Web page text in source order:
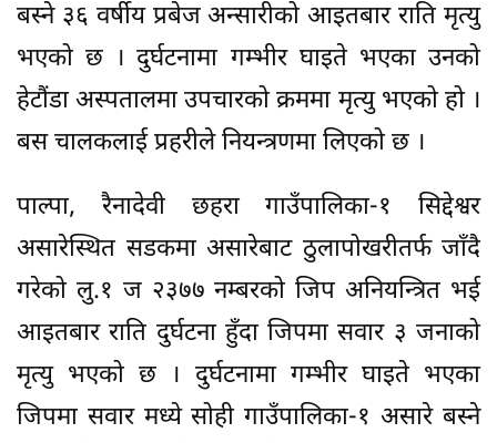
बस्ने ३६ वर्षीय प्रबेज अन्सारीको आइतबार राति मृत्यु
भएको छ । दुर्घटनामा गम्भीर घाइते भएका उनको
हेटौंडा अस्पतालमा उपचारको क्रममा मृत्यु भएको हो ।
बस चालकलाई प्रहरीले नियन्त्रणमा लिएको छ ।
पाल्पा, रैनादेवी छहरा गाउँपालिका-१ सिद्देश्वर
असारेस्थित सडकमा असारेबाट ठुलापोखरीतर्फ जाँदै
गरेको लु.१ ज २३७७ नम्बरको जिप अनियन्त्रित भई
आइतबार राति दुर्घटना हुँदा जिपमा सवार ३ जनाको
मृत्यु भएको छ । दुर्घटनामा गम्भीर घाइते भएका
जिपमा सवार मध्ये सोही गाउँपालिका-१ असारे बस्ने